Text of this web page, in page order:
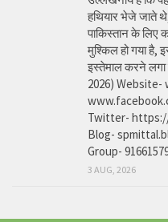
हथियार भेजे जाते
पाकिस्तान के लिए
मुश्किल हो गया है,
इस्तेमाल करने लगा
2026) Website-
Twitter-
Blog-
Group-
3 AUG, 2026